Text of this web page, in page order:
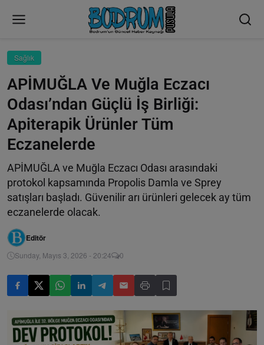
Sağlık
APİMUĞLA Ve Muğla Eczacı
Odası’ndan Güçlü İş Birliği:
Apiterapik Ürünler Tüm
Eczanelerde
APİMUĞLA ve Muğla Eczacı Odası arasındaki
protokol kapsamında Propolis Damla ve Sprey
satışları başladı. Güvenilir arı ürünleri gelecek ay tüm
eczanelerde olacak.
Editör
Sunday, Mayıs 3, 2026 - 20:24 0